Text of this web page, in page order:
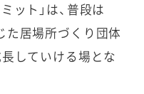
ット」は、普段は
た居場所づくり団体
していける場とな